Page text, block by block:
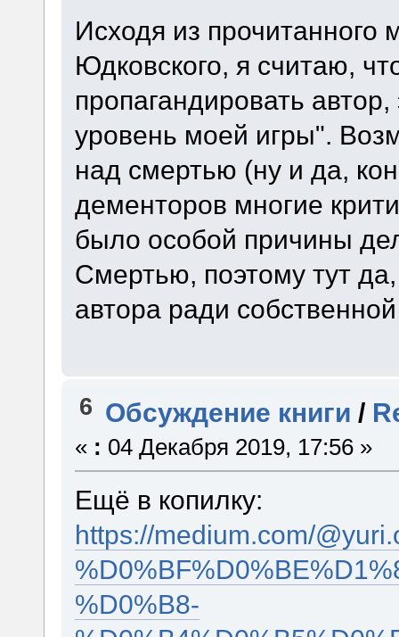
Исходя из прочитанного
Юдковского, я считаю,
пропагандировать
уровень моей игры".
над смертью (ну и да,
дементоров многие
было особой причины
Смертью, поэтому тут
автора ради
6 Обсуждение книги /
« : 04 Декабря 2019, 17:56 »
Ещё в копилку:
https://medium.com/
%D0%B8-